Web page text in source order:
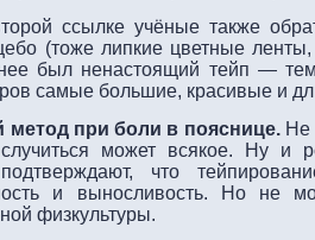
ссылке учёные также
(тоже липкие цветные
был ненастоящий тейп —
самые большие, красивые и
метод при боли в пояснице.Не
может всякое. Ну и
что
и выносливость. Но не
физкультуры.